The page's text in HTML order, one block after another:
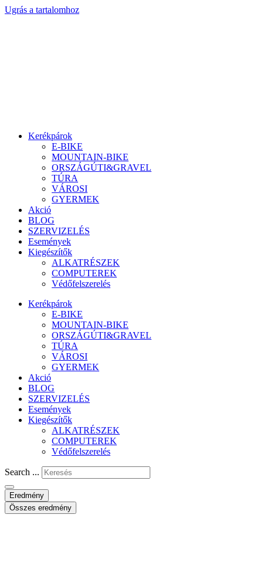
Ugrás a tartalomhoz
Kerékpárok
E-BIKE
MOUNTAIN-BIKE
ORSZÁGÚTI&GRAVEL
TÚRA
VÁROSI
GYERMEK
Akció
BLOG
SZERVIZELÉS
Események
Kiegészítők
ALKATRÉSZEK
COMPUTEREK
Védőfelszerelés
Kerékpárok
E-BIKE
MOUNTAIN-BIKE
ORSZÁGÚTI&GRAVEL
TÚRA
VÁROSI
GYERMEK
Akció
BLOG
SZERVIZELÉS
Események
Kiegészítők
ALKATRÉSZEK
COMPUTEREK
Védőfelszerelés
Search ...
Eredmény
Összes eredmény